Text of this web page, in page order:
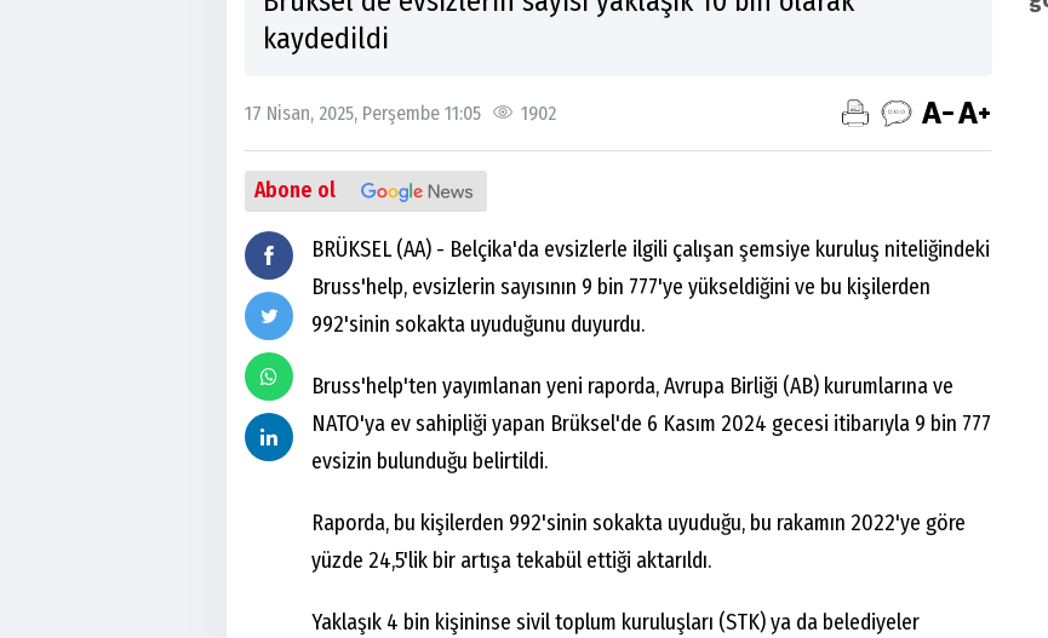
kaydedildi
17 Nisan, 2025, Perşembe 11:05 1902
Abone ol
BRÜKSEL (AA) - Belçika'da evsizlerle ilgili çalışan şemsiye kuruluş niteliğindeki
Bruss'help, evsizlerin sayısının 9 bin 777'ye yükseldiğini ve bu kişilerden
992'sinin sokakta uyuduğunu duyurdu.
Bruss'help'ten yayımlanan yeni raporda, Avrupa Birliği (AB) kurumlarına ve
NATO'ya ev sahipliği yapan Brüksel'de 6 Kasım 2024 gecesi itibarıyla 9 bin 777
evsizin bulunduğu belirtildi.
Raporda, bu kişilerden 992'sinin sokakta uyuduğu, bu rakamın 2022'ye göre
yüzde 24,5'lik bir artışa tekabül ettiği aktarıldı.
Yaklaşık 4 bin kişininse sivil toplum kuruluşları (STK) ya da belediyeler